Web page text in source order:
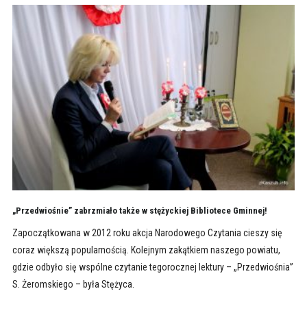
„Przedwiośnie” zabrzmiało także w stężyckiej Bibliotece Gminnej!
Zapoczątkowana w 2012 roku akcja Narodowego Czytania cieszy się
coraz większą popularnością. Kolejnym zakątkiem naszego powiatu,
gdzie odbyło się wspólne czytanie tegorocznej lektury – „Przedwiośnia”
S. Żeromskiego – była Stężyca.